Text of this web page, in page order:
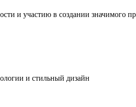
и участию в создании значимого
и стильный дизайн